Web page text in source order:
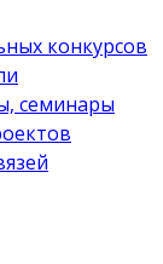
конкурсов
семинары